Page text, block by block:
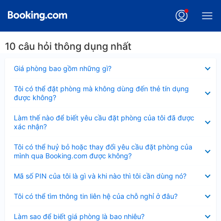
10 câu hỏi thông dụng nhất
Giá phòng bao gồm những gì?
thu
Tôi có thể đặt phòng mà không dùng đến thẻ tín dụng
được không?
thu
gọn
Làm thế nào để biết yêu cầu đặt phòng của tôi đã được
xác nhận?
thu
gọn
Tôi có thể huỷ bỏ hoặc thay đổi yêu cầu đặt phòng của
mình qua Booking.com được không?
thu
gọn
Mã số PIN của tôi là gì và khi nào thì tôi cần dùng nó?
thu
Tôi có thể tìm thông tin liên hệ của chỗ nghỉ ở đâu?
thu
Làm sao để biết giá phòng là bao nhiêu?
thu